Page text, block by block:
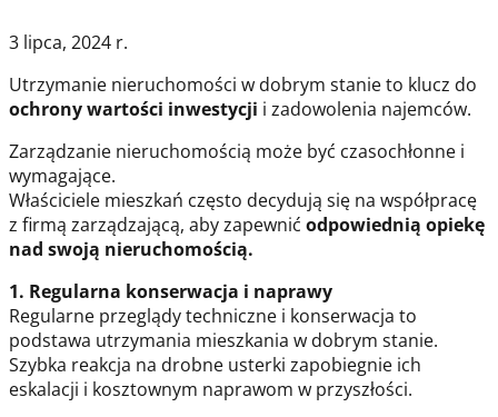
3 lipca, 2024 r.
Utrzymanie nieruchomości w dobrym stanie to klucz do
ochrony wartości inwestycji i zadowolenia najemców.
Zarządzanie nieruchomością może być czasochłonne i
wymagające.
Właściciele mieszkań często decydują się na współpracę
z firmą zarządzającą, aby zapewnić odpowiednią opiekę
nad swoją nieruchomością.
1. Regularna konserwacja i naprawy
Regularne przeglądy techniczne i konserwacja to
podstawa utrzymania mieszkania w dobrym stanie.
Szybka reakcja na drobne usterki zapobiegnie ich
eskalacji i kosztownym naprawom w przyszłości.